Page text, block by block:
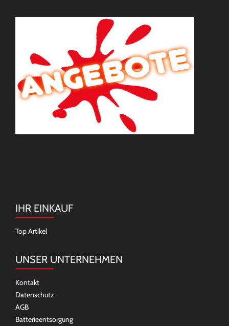
IHR EINKAUF
Top Artikel
UNSER UNTERNEHMEN
Kontakt
Datenschutz
AGB
Batterieentsorgung